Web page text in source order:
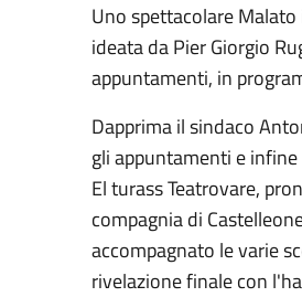
Uno spettacolare
ideata da Pier Giorgio
appuntamenti, in
Dapprima il sindaco
gli appuntamenti e
El turass Teatrovare,
compagnia di
accompagnato le varie
rivelazione finale con